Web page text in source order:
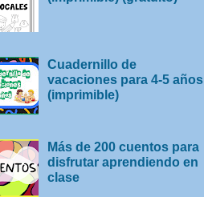
Cuadernillo de
vacaciones para 4-5 años
(imprimible)
Más de 200 cuentos para
disfrutar aprendiendo en
clase